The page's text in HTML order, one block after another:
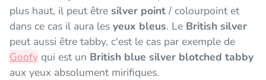
plus haut, il peut être silver point / colourpoint et
dans ce cas il aura les yeux bleus. Le British silver
peut aussi être tabby, c'est le cas par exemple de
Goofy qui est un British blue silver blotched tabby
aux yeux absolument mirifiques.